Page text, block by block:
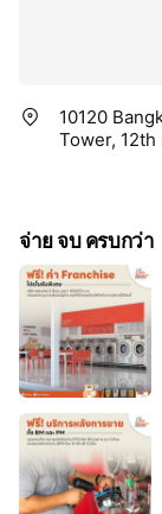
10120
Tower,
จ่าย จบ ครบกว่า